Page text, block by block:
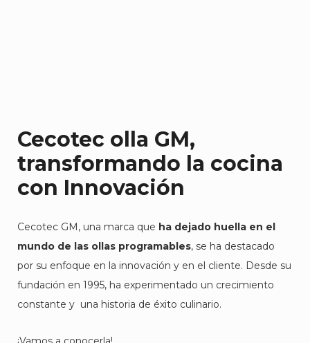
Cecotec olla GM,
transformando la cocina
con Innovación
Cecotec GM, una marca que ha dejado huella en el
mundo de las ollas programables, se ha destacado
por su enfoque en la innovación y en el cliente. Desde su
fundación en 1995, ha experimentado un crecimiento
constante y una historia de éxito culinario.